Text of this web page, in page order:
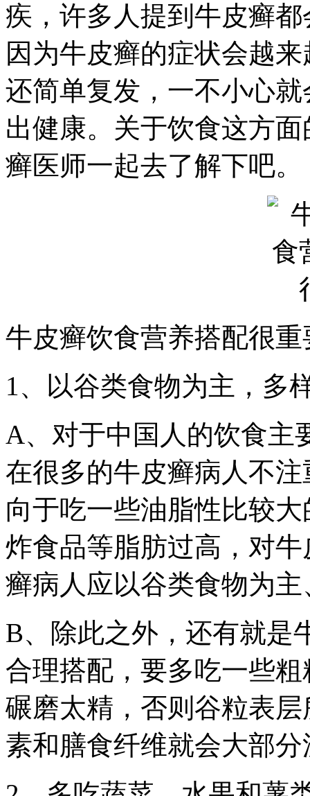
疾，许多人提到牛皮癣
因为牛皮癣的症状会越
还简单复发，一不小心
出健康。关于饮食这方
癣医师一起去了解下吧。
牛皮癣饮食营养搭配很重
1、以谷类食物为主，多
A、对于中国人的饮食主
在很多的牛皮癣病人不
向于吃一些油脂性比较
炸食品等脂肪过高，对
癣病人应以谷类食物为
B、除此之外，还有就是
合理搭配，要多吃一些
碾磨太精，否则谷粒表
素和膳食纤维就会大部